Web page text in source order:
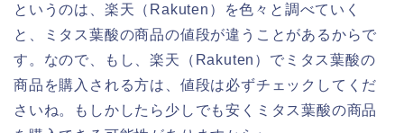
というのは、楽天（Rakuten）を色々と調べていく
と、ミタス葉酸の商品の値段が違うことがあるからで
す。なので、もし、楽天（Rakuten）でミタス葉酸の
商品を購入される方は、値段は必ずチェックしてくだ
さいね。もしかしたら少しでも安くミタス葉酸の商品